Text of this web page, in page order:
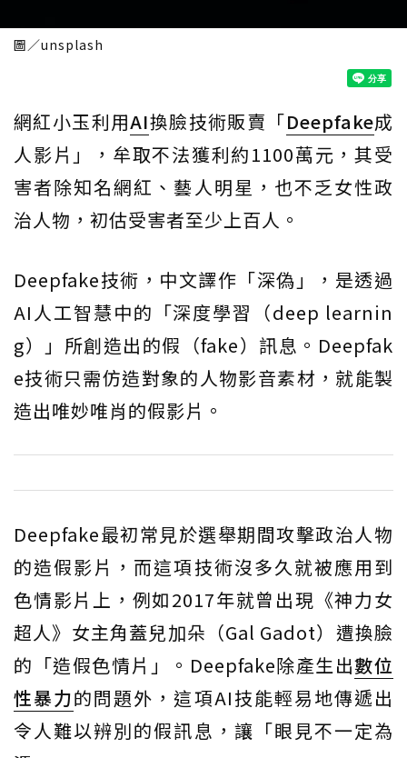
圖／unsplash
網紅小玉利用AI換臉技術販賣「Deepfake成
人影片」，牟取不法獲利約1100萬元，其受
害者除知名網紅、藝人明星，也不乏女性政
治人物，初估受害者至少上百人。
Deepfake技術，中文譯作「深偽」，是透過
AI人工智慧中的「深度學習（deep learnin
g）」所創造出的假（fake）訊息。Deepfak
e技術只需仿造對象的人物影音素材，就能製
造出唯妙唯肖的假影片。
Deepfake最初常見於選舉期間攻擊政治人物
的造假影片，而這項技術沒多久就被應用到
色情影片上，例如2017年就曾出現《神力女
超人》女主角蓋兒加朵（Gal Gadot）遭換臉
的「造假色情片」。Deepfake除產生出數位
性暴力的問題外，這項AI技能輕易地傳遞出
令人難以辨別的假訊息，讓「眼見不一定為